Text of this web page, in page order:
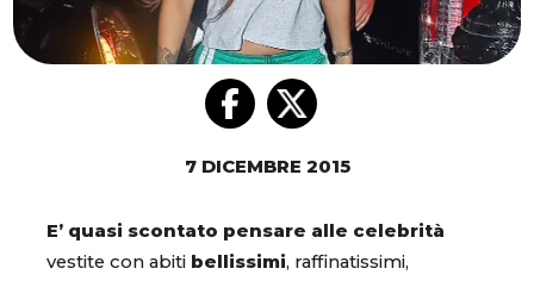
7 DICEMBRE 2015
E’ quasi scontato pensare alle celebrità
vestite con abiti bellissimi, raffinatissimi,